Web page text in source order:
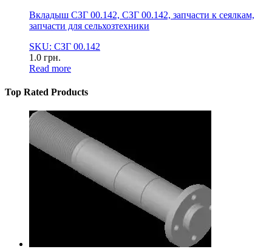
Вкладыш СЗГ 00.142, СЗГ 00.142, запчасти к сеялкам,
запчасти для сельхозтехники
SKU: СЗГ 00.142
1.0 грн.
Read more
Top Rated Products